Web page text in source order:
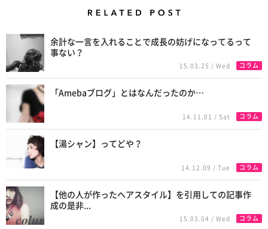
余計な一言を入れることで成長の妨げになってるって
事ない？
15.03.25 / Wed コラム
「Amebaブログ」とはなんだったのか…
14.11.01 / Sat コラム
【湯シャン】ってどや？
14.12.09 / Tue コラム
【他の人が作ったヘアスタイル】を引用しての記事作
成の是非...
15.03.04 / Wed コラム